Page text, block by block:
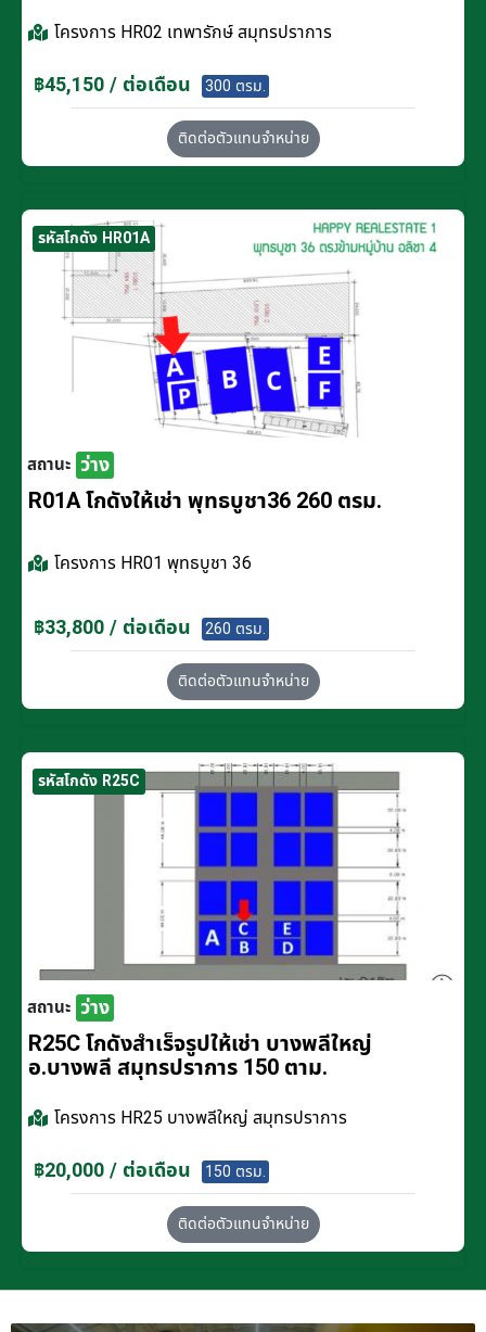
โครงการ HR02 เทพารักษ์ สมุทรปราการ
฿45,150 / ต่อเดือน 300 ตรม.
ติดต่อตัวแทนจำหน่าย
รหัสโกดัง HR01A
สถานะ ว่าง
R01A โกดังให้เช่า พุทธบูชา36 260 ตรม.
โครงการ HR01 พุทธบูชา 36
฿33,800 / ต่อเดือน 260 ตรม.
ติดต่อตัวแทนจำหน่าย
รหัสโกดัง R25C
สถานะ ว่าง
R25C โกดังสำเร็จรูปให้เช่า บางพลีใหญ่
อ.บางพลี สมุทรปราการ 150 ตาม.
โครงการ HR25 บางพลีใหญ่ สมุทรปราการ
฿20,000 / ต่อเดือน 150 ตรม.
ติดต่อตัวแทนจำหน่าย